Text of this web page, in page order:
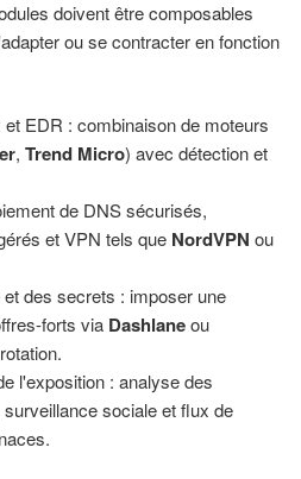
doivent être composables
ou se contracter en fonction
EDR : combinaison de moteurs
, Trend Micro) avec détection et
de DNS sécurisés,
et VPN tels que NordVPN ou
des secrets : imposer une
forts via Dashlaneou
l'exposition : analyse des
sociale et flux de